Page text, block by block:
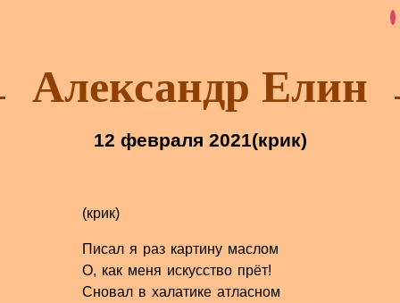
Александр Елин
12 февраля 2021(крик)
(крик)
Писал я раз картину маслом
О, как меня искусство прёт!
Сновал в халатике атласном